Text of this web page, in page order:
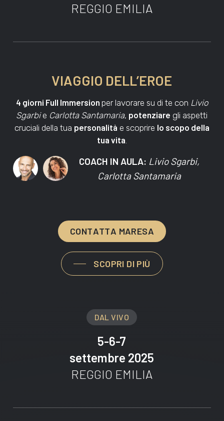
REGGIO EMILIA
VIAGGIO DELL’EROE
4 giorni Full Immersion per lavorare su di te con Livio
Sgarbie Carlotta Santamaria, potenziare gli aspetti
cruciali della tua personalità e scoprire lo scopo della
tua vita
COACH IN AULA: Livio Sgarbi,
Carlotta Santamaria
CONTATTA MARESA
SCOPRI DI PIÙ
DAL VIVO
5-6-7
settembre 2025
REGGIO EMILIA